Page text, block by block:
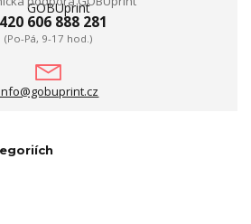
606 888 281
(Po-Pá, 9-17 hod.)